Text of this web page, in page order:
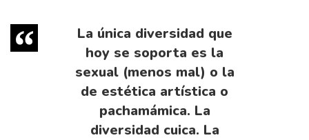
La única diversidad que
hoy se soporta es la
sexual (menos mal) o la
de estética artística o
pachamámica. La
diversidad cuica. La